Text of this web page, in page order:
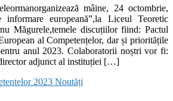
mâine, 24 octombrie,
europeană”,la Liceul Teoretic
Măgurele,temele discuțiilor fiind: Pactul
al Competențelor, dar și prioritățile
anul 2023. Colaboratorii noștri vor fi:
adjunct al instituției […]
2023 Noutăți